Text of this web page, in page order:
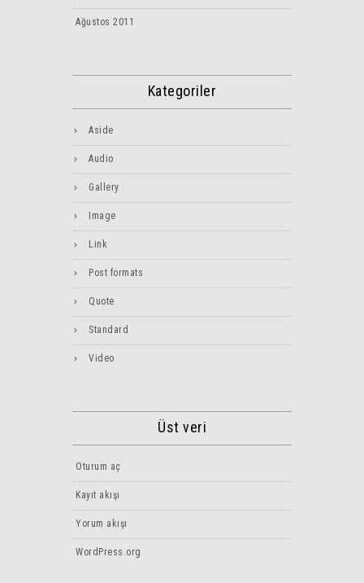
Ağustos 2011
Kategoriler
Aside
Audio
Gallery
Image
Link
Post formats
Quote
Standard
Video
Üst veri
Oturum aç
Kayıt akışı
Yorum akışı
WordPress.org